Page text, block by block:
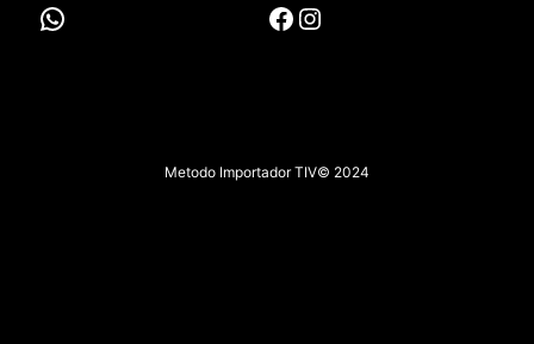
WhatsApp Facebook Instagram
Metodo Importador TIV© 2024